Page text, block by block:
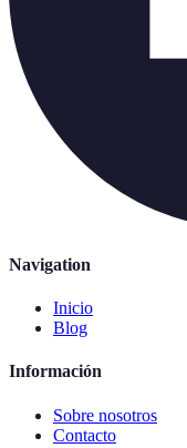
Navigation
Inicio
Blog
Información
Sobre nosotros
Contacto